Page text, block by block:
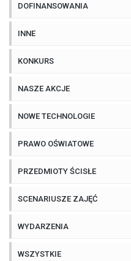
DOFINANSOWANIA
INNE
KONKURS
NASZE AKCJE
NOWE TECHNOLOGIE
PRAWO OŚWIATOWE
PRZEDMIOTY ŚCISŁE
SCENARIUSZE ZAJĘĆ
WYDARZENIA
WSZYSTKIE